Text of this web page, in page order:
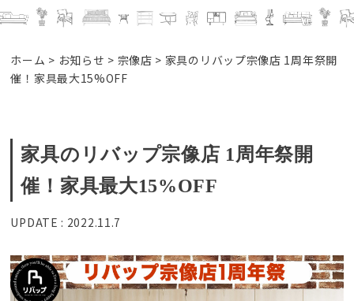
ホーム > お知らせ > 宗像店 > 家具のリバップ宗像店 1周年祭開
催！家具最大15%OFF
家具のリバップ宗像店 1周年祭開
催！家具最大15%OFF
UPDATE : 2022.11.7